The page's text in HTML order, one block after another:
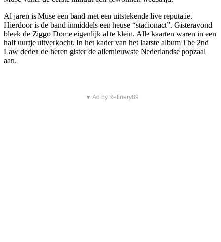
Al jaren is Muse een band met een uitstekende live reputatie.
Hierdoor is de band inmiddels een heuse “stadionact”. Gisteravond
bleek de Ziggo Dome eigenlijk al te klein. Alle kaarten waren in een
half uurtje uitverkocht. In het kader van het laatste album The 2nd
Law deden de heren gister de allernieuwste Nederlandse popzaal
aan.
▼ Ad by Refinery89